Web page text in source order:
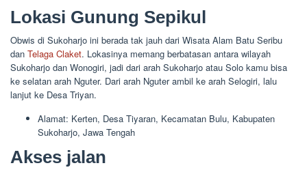
Lokasi Gunung Sepikul
Obwis di Sukoharjo ini berada tak jauh dari Wisata Alam Batu Seribu
dan Telaga Claket. Lokasinya memang berbatasan antara wilayah
Sukoharjo dan Wonogiri, jadi dari arah Sukoharjo atau Solo kamu bisa
ke selatan arah Nguter. Dari arah Nguter ambil ke arah Selogiri, lalu
lanjut ke Desa Triyan.
Alamat: Kerten, Desa Tiyaran, Kecamatan Bulu, Kabupaten
Sukoharjo, Jawa Tengah
Akses jalan